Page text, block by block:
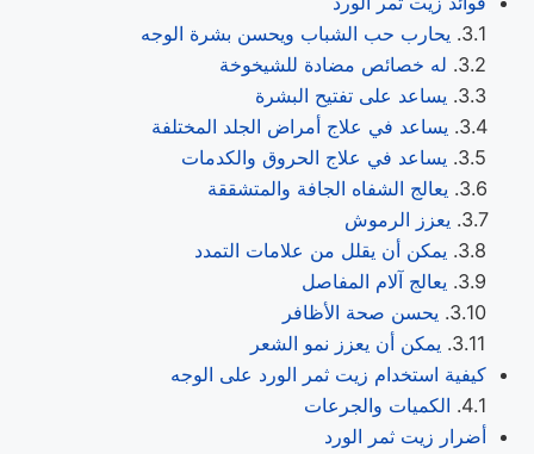
يحارب حب الشباب ويحسن بشرة الوجه
له خصائص مضادة للشيخوخة
يساعد على تفتيح البشرة
يساعد في علاج أمراض الجلد المختلفة
يساعد في علاج الحروق والكدمات
يعالج الشفاه الجافة والمتشققة
يعزز الرموش
يمكن أن يقلل من علامات التمدد
يعالج آلام المفاصل
يحسن صحة الأظافر
يمكن أن يعزز نمو الشعر
كيفية استخدام زيت ثمر الورد على الوجه
الكميات والجرعات
أضرار زيت ثمر الورد